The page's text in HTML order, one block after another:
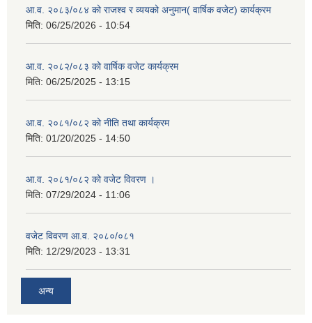
आ.व. २०८३/०८४ को राजश्व र व्ययको अनुमान( वार्षिक वजेट) कार्यक्रम
मिति: 06/25/2026 - 10:54
आ.व. २०८२/०८३ को वार्षिक वजेट कार्यक्रम
मिति: 06/25/2025 - 13:15
आ.व. २०८१/०८२ को नीति तथा कार्यक्रम
मिति: 01/20/2025 - 14:50
आ.व. २०८१/०८२ को वजेट विवरण ।
मिति: 07/29/2024 - 11:06
वजेट विवरण आ.व. २०८०/०८१
मिति: 12/29/2023 - 13:31
अन्य